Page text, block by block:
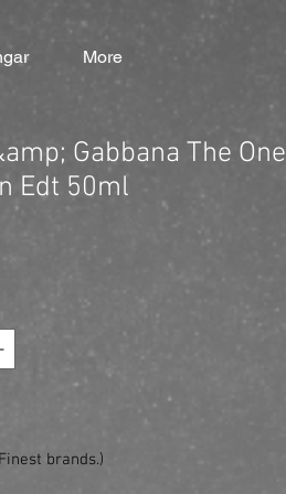
More
Gabbana The One
Edt 50ml
brands.)